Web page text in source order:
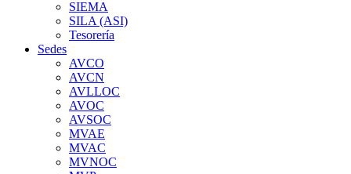
SIEMA
SILA (ASI)
Tesorería
Sedes
AVCO
AVCN
AVLLOC
AVOC
AVSOC
MVAE
MVAC
MVNOC